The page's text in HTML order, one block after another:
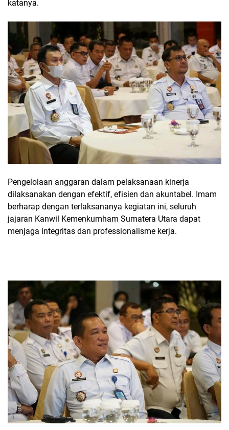
katanya.
Pengelolaan anggaran dalam pelaksanaan kinerja
dilaksanakan dengan efektif, efisien dan akuntabel. Imam
berharap dengan terlaksananya kegiatan ini, seluruh
jajaran Kanwil Kemenkumham Sumatera Utara dapat
menjaga integritas dan professionalisme kerja.